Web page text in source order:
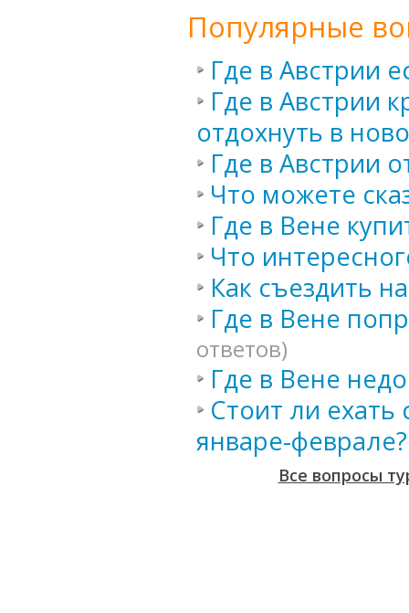
Популярные
Где в Австрии
Где в Австрии
отдохнуть в
Где в Австрии
Что можете
Где в Вене
Что
Как съездить
Где в Вене
ответов)
Где в Вене
Стоит ли ехать
январе-феврале?
Все вопросы